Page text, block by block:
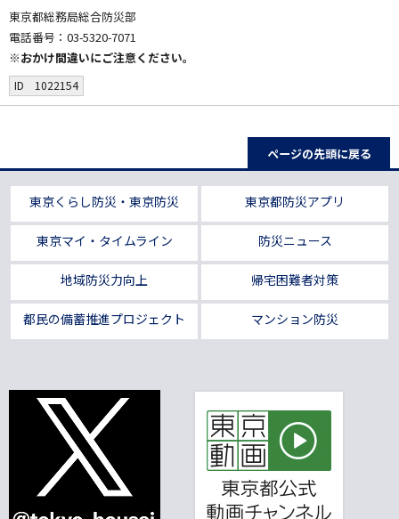
東京都総務局総合防災部
電話番号：03-5320-7071
※おかけ間違いにご注意ください。
ID 1022154
ページの先頭に戻る
東京くらし防災・東京防災 東京都防災アプリ
東京マイ・タイムライン 防災ニュース
地域防災力向上 帰宅困難者対策
都民の備蓄推進プロジェクト マンション防災